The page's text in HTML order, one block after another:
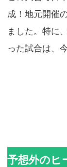
成！地元開催
ました。特に
った試合は、
予想外のヒ